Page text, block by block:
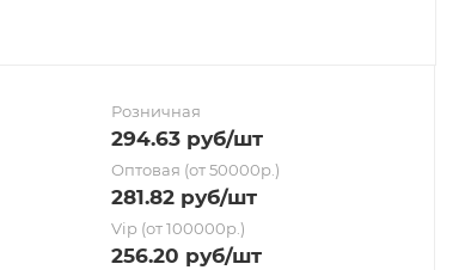
Розничная
294.63 руб/шт
Оптовая (от 50000р.)
281.82 руб/шт
Vip (от 100000р.)
256.20 руб/шт